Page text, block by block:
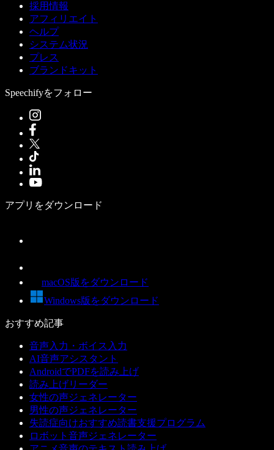
採用情報
アフィリエイト
ヘルプ
システム状況
プレス
ブランドキット
Speechifyをフォロー
アプリをダウンロード
macOS版をダウンロード
Windows版をダウンロード
おすすめ記事
音声入力・ボイス入力
AI音声アシスタント
AndroidでPDFを読み上げ
読み上げリーダー
女性の声ジェネレーター
男性の声ジェネレーター
失読症向けおすすめ読書支援プログラム
ロボット音声ジェネレーター